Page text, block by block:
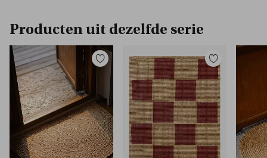
Producten uit dezelfde serie
Toevoegen
favorieten
Toevoegen
aan
favorieten